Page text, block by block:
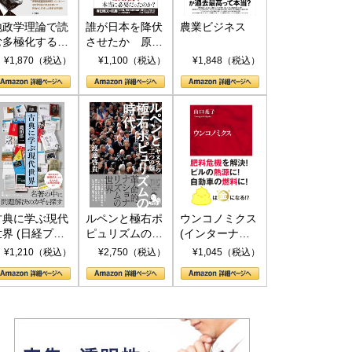
政学理論で読
多極化する世
トランプと
¥1,870（税込）
誰が日本を降伏
させたか 原爆
投下、ソ連参
(PHP新書)
¥1,100（税込）
農業ビジネス
¥1,848（税込）
典に学ぶ現代
界 (日経プレ
アシリーズ)
¥1,210（税込）
ルペンと極右ポ
ピュリズムの時
代：〈ヤヌス〉
¥2,750（税込）
ウンコノミクス
(インターナシ
ョナル新書)
¥1,045（税込）